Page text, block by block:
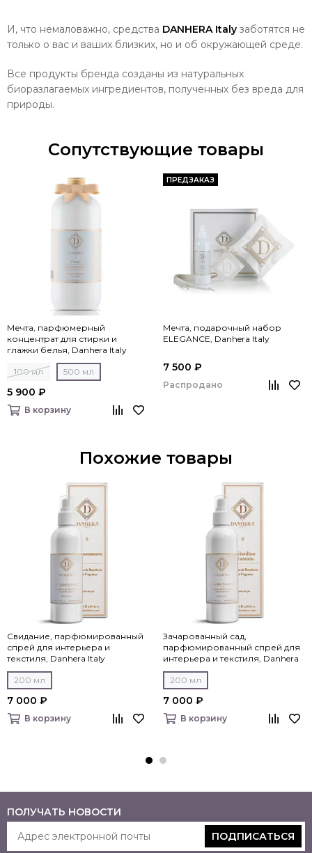
И, что немаловажно, средства DANHERA Italy заботятся не
только о вас и ваших близких, но и об окружающей среде.
Все продукты бренда созданы из натуральных
биоразлагаемых ингредиентов, полученных без вреда для
природы.
Сопутствующие товары
Мечта, парфюмерный
концентрат для стирки и
глажки белья, Danhera Italy
100 мл 500 мл
5 900 ₽
В корзину
ПРЕДЗАКАЗ
Мечта, подарочный набор
ELEGANCE, Danhera Italy
7 500 ₽
Распродано
Похожие товары
Свидание, парфюмированный
спрей для интерьера и
текстиля, Danhera Italy
200 мл
7 000 ₽
В корзину
Зачарованный сад,
парфюмированный спрей для
интерьера и текстиля, Danhera
Italy
200 мл
7 000 ₽
В корзину
ПОЛУЧАТЬ НОВОСТИ
ПОДПИСАТЬСЯ